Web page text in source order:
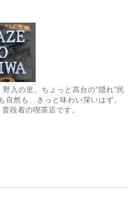
入の里。ちょっと高台の”隠れ”民
然も、きっと味わい深いはず。
段着の喫茶店です。